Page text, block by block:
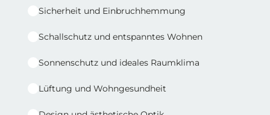
Sicherheit und Einbruchhemmung
Schallschutz und entspanntes Wohnen
Sonnenschutz und ideales Raumklima
Lüftung und Wohngesundheit